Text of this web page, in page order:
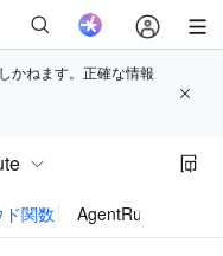
かねます。正確な情報
関数 AgentRun